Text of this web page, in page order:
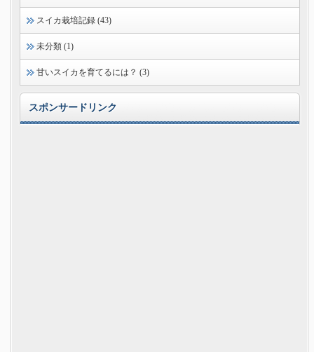
スイカ栽培記録 (43)
未分類 (1)
甘いスイカを育てるには？ (3)
スポンサードリンク